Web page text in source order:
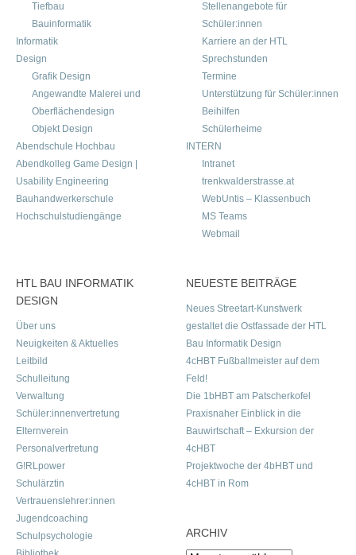
Tiefbau
Bauinformatik
Informatik
Design
Grafik Design
Angewandte Malerei und
Oberflächendesign
Objekt Design
Abendschule Hochbau
Abendkolleg Game Design |
Usability Engineering
Bauhandwerkerschule
Hochschulstudiengänge
Stellenangebote für
Schüler:innen
Karriere an der HTL
Sprechstunden
Termine
Unterstützung für Schüler:innen
Beihilfen
Schülerheime
INTERN
Intranet
trenkwalderstrasse.at
WebUntis – Klassenbuch
MS Teams
Webmail
HTL BAU INFORMATIK
DESIGN
Über uns
Neuigkeiten & Aktuelles
Leitbild
Schulleitung
Verwaltung
Schüler:innenvertretung
Elternverein
Personalvertretung
G!RLpower
Schulärztin
Vertrauenslehrer:innen
Jugendcoaching
Schulpsychologie
NEUESTE BEITRÄGE
Neues Streetart-Kunstwerk
gestaltet die Ostfassade der HTL
Bau Informatik Design
4cHBT Fußballmeister auf dem
Feld!
Die 1bHBT am Patscherkofel
Praxisnaher Einblick in die
Bauwirtschaft – Exkursion der
4cHBT
Projektwoche der 4bHBT und
4cHBT in Rom
ARCHIV